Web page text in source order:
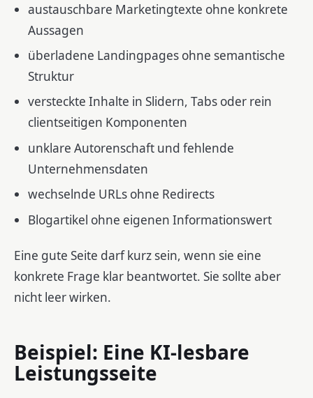
austauschbare Marketingtexte ohne konkrete
Aussagen
überladene Landingpages ohne semantische
Struktur
versteckte Inhalte in Slidern, Tabs oder rein
clientseitigen Komponenten
unklare Autorenschaft und fehlende
Unternehmensdaten
wechselnde URLs ohne Redirects
Blogartikel ohne eigenen Informationswert
Eine gute Seite darf kurz sein, wenn sie eine
konkrete Frage klar beantwortet. Sie sollte aber
nicht leer wirken.
Beispiel: Eine KI-lesbare
Leistungsseite